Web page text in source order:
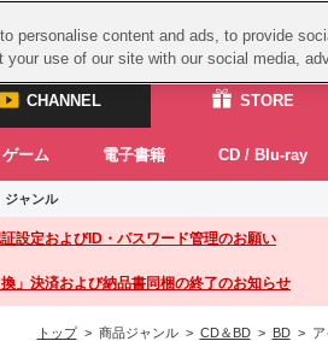
CHANNEL STORE
TOP
ASOBI
グッズ
ゲーム 電子書籍 CD / Blu-ray
ドルマスターシリーズ
ドルマスター
ドルマスター シンデレラガールズ
ドルマスター ミリオンライブ！
ジャンル
イベントグッズ
トイ・ホビー
証設定およびID・パスワード管理のお願い
換」決済および納品書同梱の終了のお知らせ
トップ> 商品ジャンル > CD＆BD> BD> ア
personalise content and ads, to provide
your use of our site with our social media,